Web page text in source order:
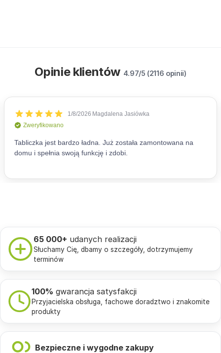
Opinie klientów 4.97/5 (2116 opinii)
65 000+ udanych realizacji
Słuchamy Cię, dbamy o szczegóły, dotrzymujemy
terminów
100% gwarancja satysfakcji
Przyjacielska obsługa, fachowe doradztwo i znakomite
produkty
Bezpieczne i wygodne zakupy